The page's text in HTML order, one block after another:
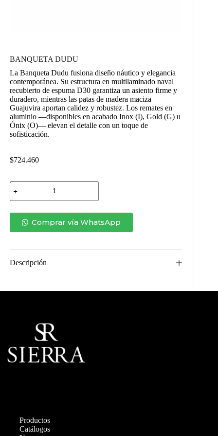
BANQUETA DUDU
La Banqueta Dudu fusiona diseño náutico y elegancia
contemporánea. Su estructura en multilaminado naval
recubierto de espuma D30 garantiza un asiento firme y
duradero, mientras las patas de madera maciza
Guajuvira aportan calidez y robustez. Los remates en
aluminio —disponibles en acabado Inox (I), Gold (G) u
Ónix (O)— elevan el detalle con un toque de
sofisticación.
$724.460
BANQUETA
DUDU
cantidad
Comprar vía WhatsApp
Descripción
Productos
Catálogos